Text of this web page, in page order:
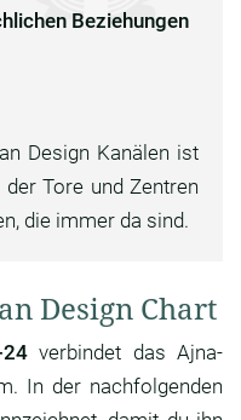
Beziehungen
Design Kanälen ist
Tore und Zentren
die immer da sind.
Design Chart
verbindet das Ajna-
In der nachfolgenden